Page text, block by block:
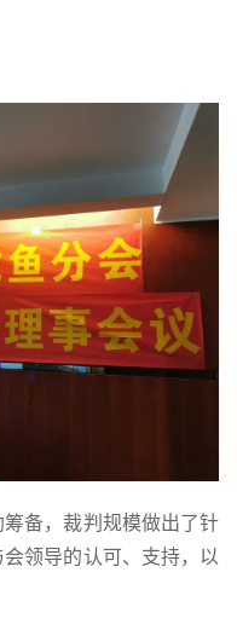
备，裁判规模做出了针
领导的认可、支持，以